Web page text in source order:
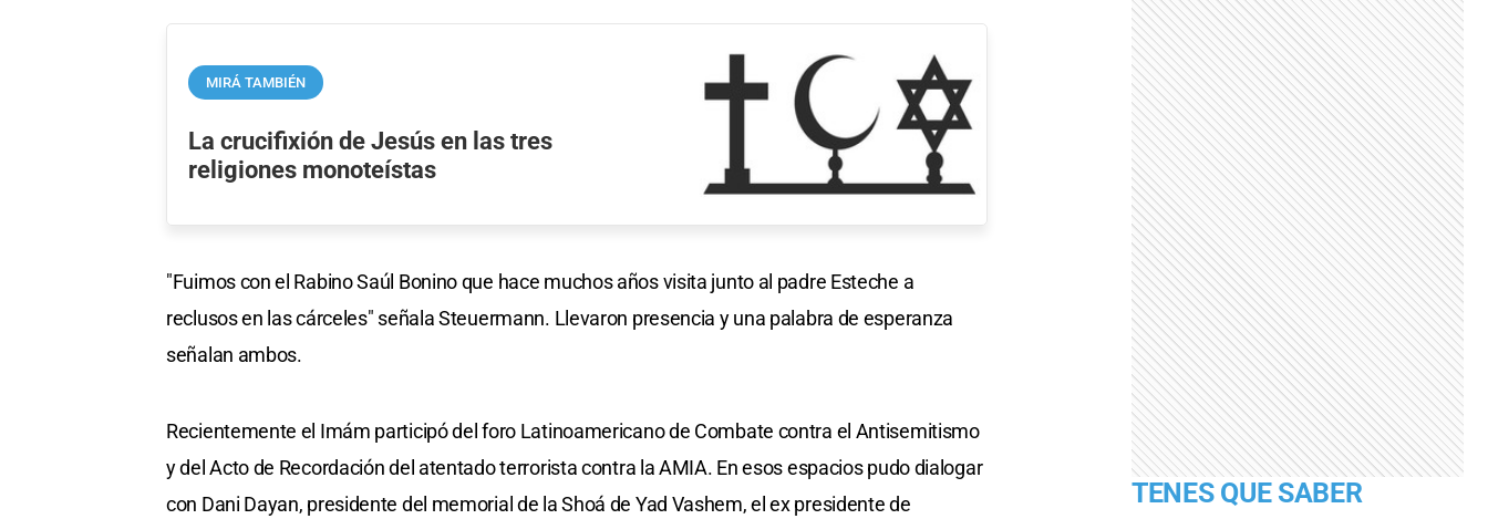
MIRÁ TAMBIÉN
La crucifixión de Jesús en las tres
religiones monoteístas
"Fuimos con el Rabino Saúl Bonino que hace muchos años visita junto al padre Esteche a
reclusos en las cárceles" señala Steuermann. Llevaron presencia y una palabra de esperanza
señalan ambos.
Recientemente el Imám participó del foro Latinoamericano de Combate contra el Antisemitismo
y del Acto de Recordación del atentado terrorista contra la AMIA. En esos espacios pudo dialogar
con Dani Dayan, presidente del memorial de la Shoá de Yad Vashem, el ex presidente de
TENES QUE SABER